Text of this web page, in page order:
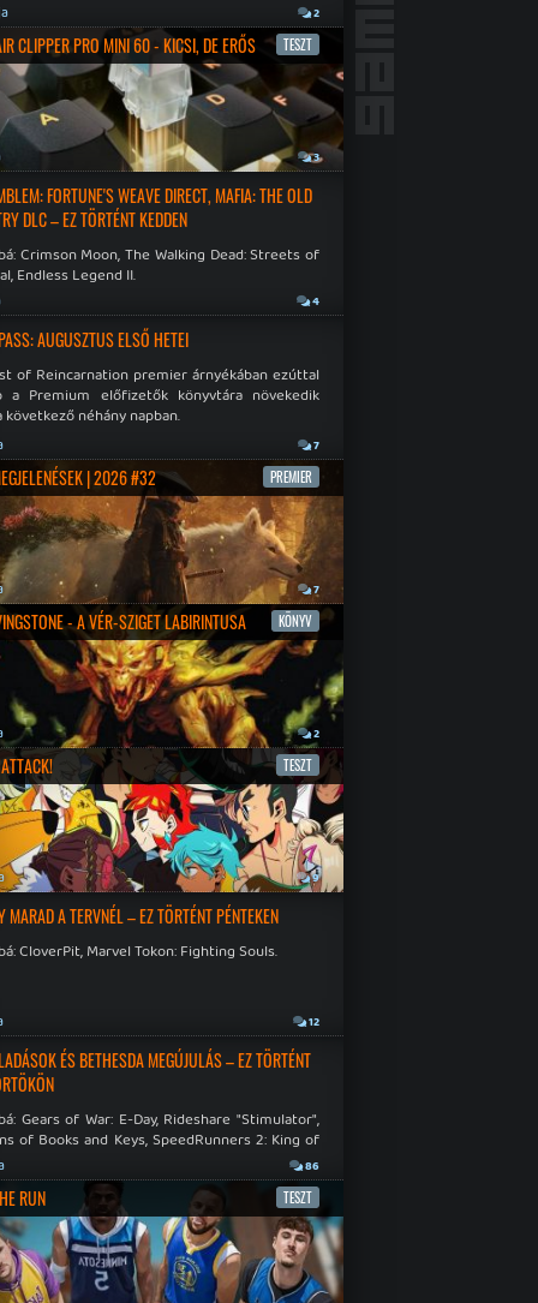
2
CLIPPER PRO MINI 60 - KICSI, DE ERŐS TESZT
3
FORTUNE'S WEAVE DIRECT, MAFIA: THE OLD
DLC – EZ TÖRTÉNT KEDDEN
Crimson Moon, The Walking Dead: Streets of
Endless Legend II.
4
AUGUSZTUS ELSŐ HETEI
of Reincarnation premier árnyékában ezúttal
a Premium előfizetők könyvtára növekedik
következő néhány napban.
7
| 2026 #32 PREMIER
7
- A VÉR-SZIGET LABIRINTUSA KÖNYV
2
TESZT
9
MARAD A TERVNÉL – EZ TÖRTÉNT PÉNTEKEN
CloverPit, Marvel Tokon: Fighting Souls.
12
ÉS BETHESDA MEGÚJULÁS – EZ TÖRTÉNT
Gears of War: E-Day, Rideshare "Stimulator",
of Books and Keys, SpeedRunners 2: King of
86
RUN TESZT